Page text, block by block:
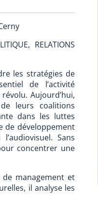
RELATIONS
les stratégies de
de l’activité
Aujourd’hui,
leurs coalitions
dans les luttes
de développement
Sans
concentrer une
de management et
il analyse les